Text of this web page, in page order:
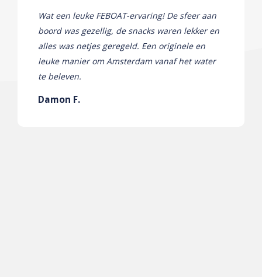
Wat een leuke FEBOAT-ervaring! De sfeer aan
boord was gezellig, de snacks waren lekker en
alles was netjes geregeld. Een originele en
leuke manier om Amsterdam vanaf het water
te beleven.
Damon F.